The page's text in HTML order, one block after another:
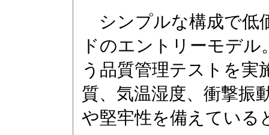
シンプルな構成で低
ドのエントリーモデ
う品質管理テストを実
質、気温湿度、衝撃振
や堅牢性を備えている